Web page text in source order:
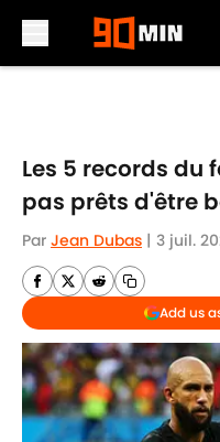
Les 5 records du
pas prêts d'être
Par Jean Dubas | 3 juil.
Add us